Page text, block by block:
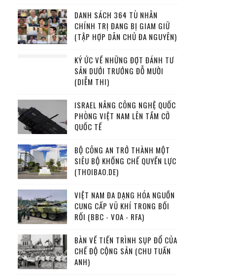
DANH SÁCH 364 TÙ NHÂN
CHÍNH TRỊ ĐANG BỊ GIAM GIỮ
(TẬP HỢP DÂN CHỦ ĐA NGUYÊN)
KÝ ỨC VỀ NHỮNG ĐỢT ĐÁNH TƯ
SẢN DƯỚI TRƯỚNG ĐỖ MƯỜI
(DIỄM THI)
ISRAEL NÂNG CÔNG NGHỆ QUỐC
PHÒNG VIỆT NAM LÊN TẦM CỠ
QUỐC TẾ
BỘ CÔNG AN TRỞ THÀNH MỘT
SIÊU BỘ KHỐNG CHẾ QUYỀN LỰC
(THOIBAO.DE)
VIỆT NAM ĐA DẠNG HÓA NGUỒN
CUNG CẤP VŨ KHÍ TRONG BỐI
RỐI (BBC - VOA - RFA)
BÀN VỀ TIẾN TRÌNH SỤP ĐỔ CỦA
CHẾ ĐỘ CỘNG SẢN (CHU TUẤN
ANH)